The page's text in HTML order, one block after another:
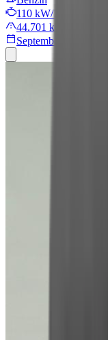
110 kW/149 PS
44.701 km
September 2024